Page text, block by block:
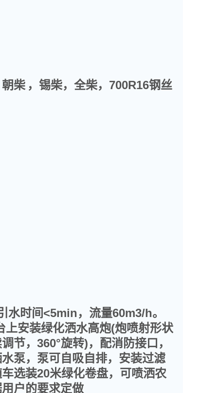
柴 ，锡柴，全柴，700R16钢丝
水时间<5min，流量60m3/h。
上安装绿化洒水高炮(炮喷射形状
节， 360°旋转)，配消防接口，
泵，泵可自吸自排，安装过滤
选装20米绿化卷盘，可喷洒农
户的要求定做